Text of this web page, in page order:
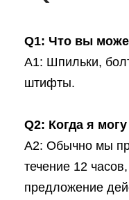
Q1: Что вы
A1: Шпильки,
штифты.
Q2: Когда я
A2: Обычно мы
течение 12
предложение